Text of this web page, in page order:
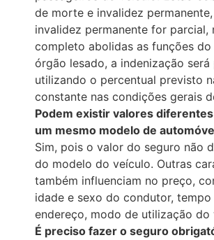
de morte e invalidez
invalidez permanente for
completo abolidas as funções
órgão lesado, a indenização
utilizando o percentual previsto
constante nas condições gerais
Podem existir valores
um mesmo modelo de
Sim, pois o valor do seguro não
do modelo do veículo. Outras
também influenciam no preço,
idade e sexo do condutor,
endereço, modo de utilização do
É preciso fazer o seguro